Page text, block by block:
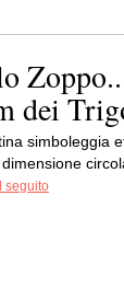
dei
simboleggia
seguito